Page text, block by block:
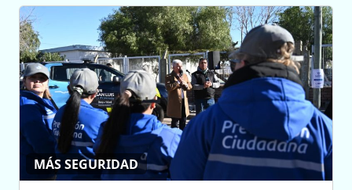
MÁS SEGURIDAD